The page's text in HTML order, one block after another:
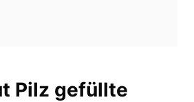
Pilz gefüllte